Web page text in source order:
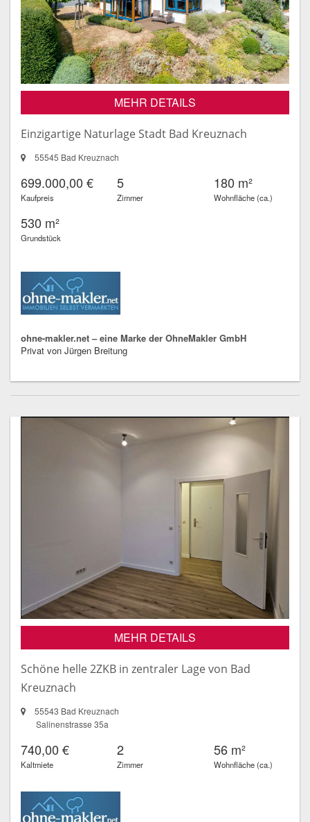
MEHR DETAILS
Einzigartige Naturlage Stadt Bad Kreuznach
55545 Bad Kreuznach
699.000,00 €
Kaufpreis
5
Zimmer
180 m²
Wohnfläche (ca.)
530 m²
Grundstück
ohne-makler.net – eine Marke der OhneMakler GmbH
Privat von Jürgen Breitung
MEHR DETAILS
Schöne helle 2ZKB in zentraler Lage von Bad
Kreuznach
55543 Bad Kreuznach
Salinenstrasse 35a
740,00 €
Kaltmiete
2
Zimmer
56 m²
Wohnfläche (ca.)